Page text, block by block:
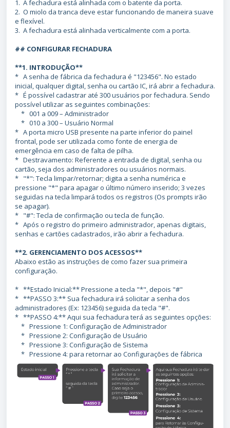
1. A fechadura está alinhada com o batente da porta.
2. O miolo da tranca deve estar funcionando de maneira suave
e flexível.
3. A fechadura está alinhada verticalmente com a porta.
## CONFIGURAR FECHADURA
**1. INTRODUÇÃO**
* A senha de fábrica da fechadura é "123456". No estado
inicial, qualquer digital, senha ou cartão IC, irá abrir a fechadura.
* É possível cadastrar até 300 usuários por fechadura. Sendo
possível utilizar as seguintes combinações:
* 001 a 009 – Administrador
* 010 a 300 – Usuário Normal
* A porta micro USB presente na parte inferior do painel
frontal, pode ser utilizada como fonte de energia de
emergência em caso de falta de pilha.
* Destravamento: Referente a entrada de digital, senha ou
cartão, seja dos administradores ou usuários normais.
* "*": Tecla limpar/retornar; digita a senha numérica e
pressione "*" para apagar o último número inserido; 3 vezes
seguidas na tecla limpará todos os registros (Os prompts irão
se apagar).
* "#": Tecla de confirmação ou tecla de função.
* Após o registro do primeiro administrador, apenas digitais,
senhas e cartões cadastrados, irão abrir a fechadura.
**2. GERENCIAMENTO DOS ACESSOS**
Abaixo estão as instruções de como fazer sua primeira
configuração.
* **Estado Inicial:** Pressione a tecla "*", depois "#"
* **PASSO 3:** Sua fechadura irá solicitar a senha dos
administradores (Ex: 123456) seguida da tecla "#".
* **PASSO 4:** Aqui sua fechadura terá as seguintes opções:
* Pressione 1: Configuração de Administrador
* Pressione 2: Configuração de Usuário
* Pressione 3: Configuração de Sistema
* Pressione 4: para retornar ao Configurações de fábrica